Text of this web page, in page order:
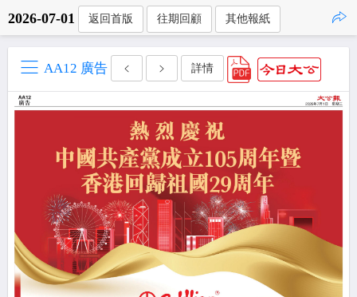
2026-07-01 返回首版 往期回顧 其他報紙
AA12 廣告 詳情